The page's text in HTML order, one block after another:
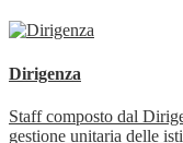
Dirigenza
Staff composto dal
gestione unitaria delle